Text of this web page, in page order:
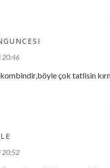
20:46
çok tatlisin
20:52